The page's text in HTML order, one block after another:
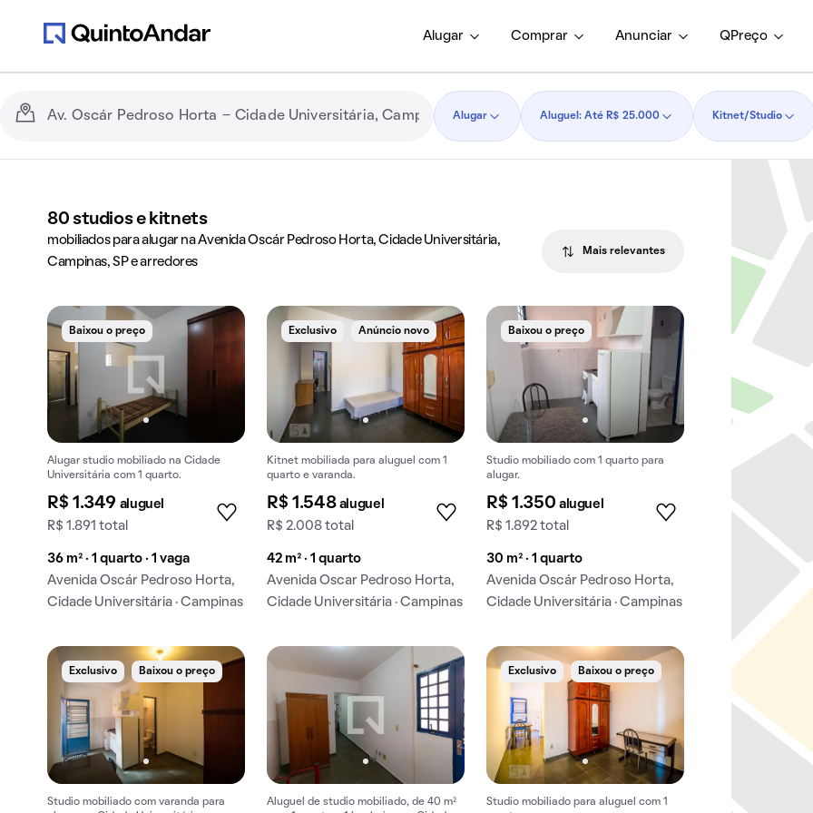
Alugar Comprar Anunciar QPreço
Alugar Aluguel: Até R$ 25.000 Kitnet/Studio
80 studios e kitnets
mobiliados para alugar na Avenida Oscár Pedroso Horta, Cidade Universitária,
Campinas, SP e arredores
Mais relevantes
Baixou o preço
Alugar studio mobiliado na Cidade
Universitária com 1 quarto.
R$ 1.349 aluguel
R$ 1.891 total
36 m² · 1 quarto · 1 vaga
Avenida Oscár Pedroso Horta,
Cidade Universitária · Campinas
Exclusivo Anúncio novo
Kitnet mobiliada para aluguel com 1
quarto e varanda.
R$ 1.548 aluguel
R$ 2.008 total
42 m² · 1 quarto
Avenida Oscar Pedroso Horta,
Cidade Universitária · Campinas
Baixou o preço
Studio mobiliado com 1 quarto para
alugar.
R$ 1.350 aluguel
R$ 1.892 total
30 m² · 1 quarto
Avenida Oscár Pedroso Horta,
Cidade Universitária · Campinas
Exclusivo Baixou o preço
Studio mobiliado com varanda para
Aluguel de studio mobiliado, de 40 m²
Exclusivo Baixou o preço
Studio mobiliado para aluguel com 1